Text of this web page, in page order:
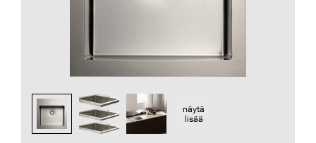
näytä
lisää